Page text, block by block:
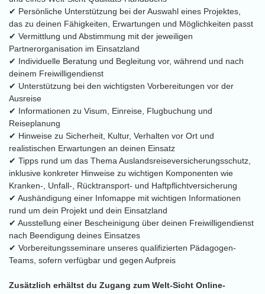
✔ Persönliche Unterstützung bei der Auswahl eines Projektes,
das zu deinen Fähigkeiten, Erwartungen und Möglichkeiten passt
✔ Vermittlung und Abstimmung mit der jeweiligen
Partnerorganisation im Einsatzland
✔ Individuelle Beratung und Begleitung vor, während und nach
deinem Freiwilligendienst
✔ Unterstützung bei den wichtigsten Vorbereitungen vor der
Ausreise
✔ Informationen zu Visum, Einreise, Flugbuchung und
Reiseplanung
✔ Hinweise zu Sicherheit, Kultur, Verhalten vor Ort und
realistischen Erwartungen an deinen Einsatz
✔ Tipps rund um das Thema Auslandsreiseversicherungsschutz,
inklusive konkreter Hinweise zu wichtigen Komponenten wie
Kranken-, Unfall-, Rücktransport- und Haftpflichtversicherung
✔ Aushändigung einer Infomappe mit wichtigen Informationen
rund um dein Projekt und dein Einsatzland
✔ Ausstellung einer Bescheinigung über deinen Freiwilligendienst
nach Beendigung deines Einsatzes
✔ Vorbereitungsseminare unseres qualifizierten Pädagogen-
Teams, sofern verfügbar und gegen Aufpreis
Zusätzlich erhältst du Zugang zum Welt-Sicht Online-